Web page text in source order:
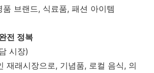
브랜드, 식료품, 패션 아이템
전 정복
시장)
재래시장으로, 기념품, 로컬 음식, 의